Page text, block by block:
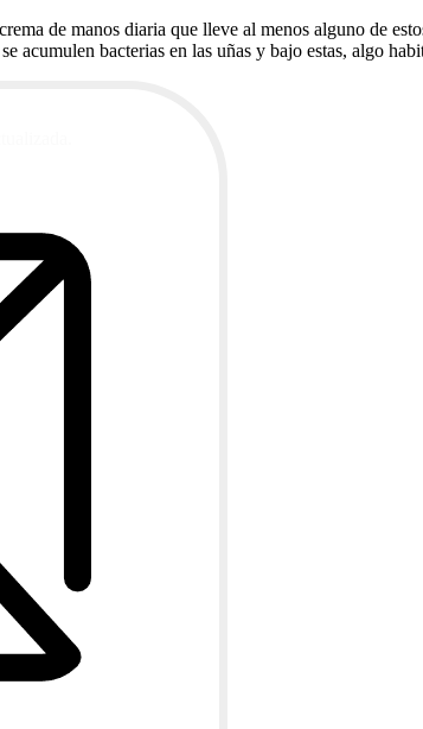
de manos diaria que lleve al menos alguno de
acumulen bacterias en las uñas y bajo estas, algo